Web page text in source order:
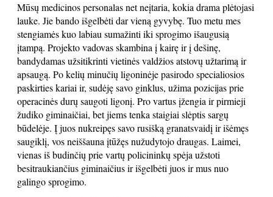
Mūsų medicinos personalas net neįtaria, kokia drama plėtojasi
lauke. Jie bando išgelbėti dar vieną gyvybę. Tuo metu mes
stengiamės kuo labiau sumažinti iki sprogimo išaugusią
įtampą. Projekto vadovas skambina į kairę ir į dešinę,
bandydamas užsitikrinti vietinės valdžios atstovų užtarimą ir
apsaugą. Po kelių minučių ligoninėje pasirodo specialiosios
paskirties kariai ir, sudėję savo ginklus, užima pozicijas prie
operacinės durų saugoti ligonį. Pro vartus įžengia ir pirmieji
žudiko giminaičiai, bet jiems tenka staigiai slėptis sargų
būdelėje. Į juos nukreipęs savo rusišką granatsvaidį ir išėmęs
saugiklį, vos neiššauna įtūžęs nužudytojo draugas. Laimei,
vienas iš budinčių prie vartų policininkų spėja užstoti
besitraukiančius giminaičius ir išgelbėti juos ir mus nuo
galingo sprogimo.